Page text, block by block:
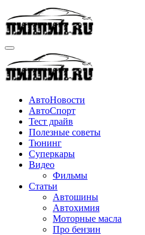
Перейти
к
содержимому
АвтоНовости
АвтоСпорт
Тест драйв
Полезные советы
Тюнинг
Суперкары
Видео
Фильмы
Статьи
Автошины
Автохимия
Моторные масла
Про бензин